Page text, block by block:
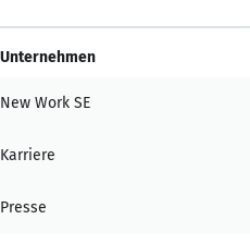
Unternehmen
New Work SE
Karriere
Presse